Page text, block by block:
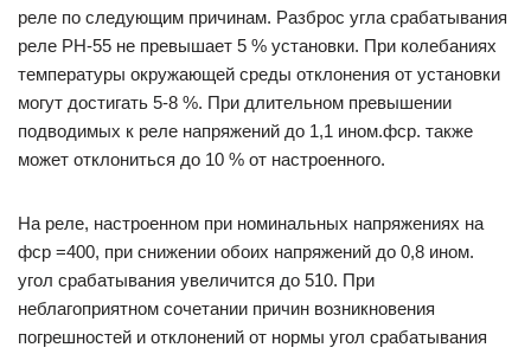
реле по следующим причинам. Разброс угла срабатывания
реле РН-55 не превышает 5 % установки. При колебаниях
температуры окружающей среды отклонения от установки
могут достигать 5-8 %. При длительном превышении
подводимых к реле напряжений до 1,1 ином.фср. также
может отклониться до 10 % от настроенного.
На реле, настроенном при номинальных напряжениях на
фср =400, при снижении обоих напряжений до 0,8 ином.
угол срабатывания увеличится до 510. При
неблагоприятном сочетании причин возникновения
погрешностей и отклонений от нормы угол срабатывания